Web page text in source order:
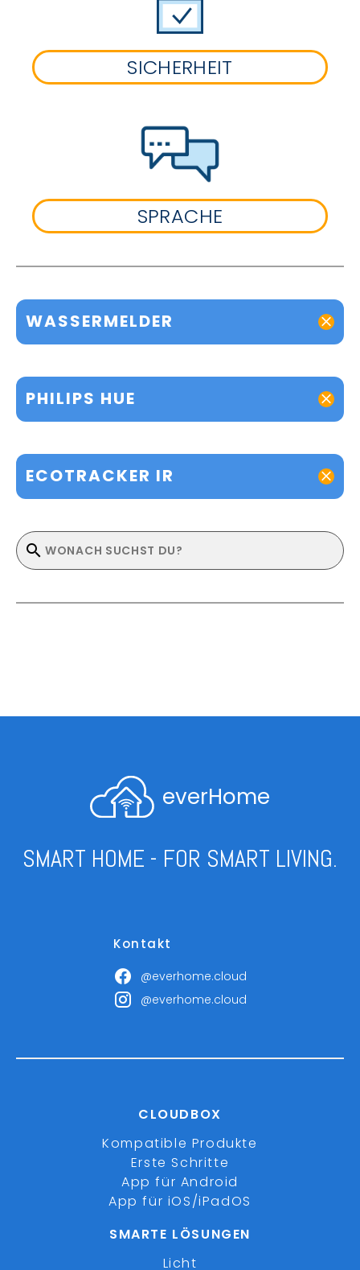
SICHERHEIT
SPRACHE
WASSERMELDER
PHILIPS HUE
ECOTRACKER IR
everHome
SMART HOME - FOR SMART LIVING.
Kontakt
@everhome.cloud
@everhome.cloud
CLOUDBOX
Kompatible Produkte
Erste Schritte
App für Android
App für iOS/iPadOS
SMARTE LÖSUNGEN
Licht